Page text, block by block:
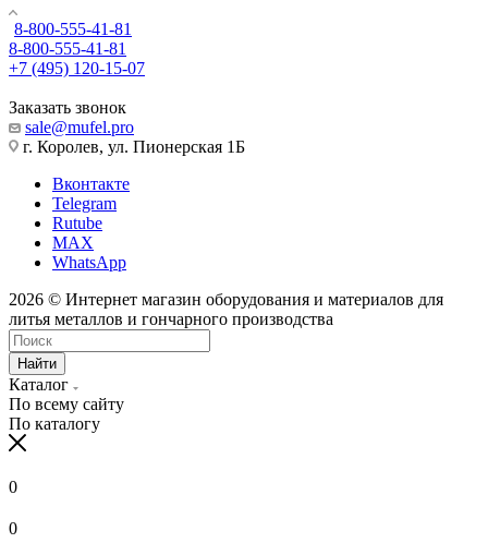
8-800-555-41-81
8-800-555-41-81
+7 (495) 120-15-07
Заказать звонок
sale@mufel.pro
г. Королев, ул. Пионерская 1Б
Вконтакте
Telegram
Rutube
MAX
WhatsApp
2026 © Интернет магазин оборудования и материалов для
литья металлов и гончарного производства
Найти
Каталог
По всему сайту
По каталогу
0
0